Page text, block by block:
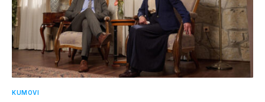
KUMOVI